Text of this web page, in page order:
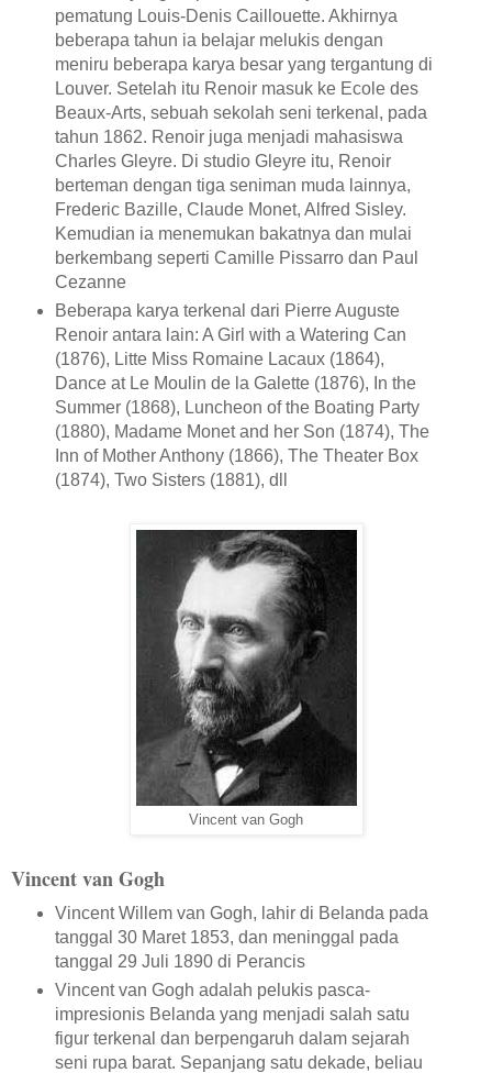
pematung Louis-Denis Caillouette. Akhirnya
beberapa tahun ia belajar melukis dengan
meniru beberapa karya besar yang tergantung di
Louver. Setelah itu Renoir masuk ke Ecole des
Beaux-Arts, sebuah sekolah seni terkenal, pada
tahun 1862. Renoir juga menjadi mahasiswa
Charles Gleyre. Di studio Gleyre itu, Renoir
berteman dengan tiga seniman muda lainnya,
Frederic Bazille, Claude Monet, Alfred Sisley.
Kemudian ia menemukan bakatnya dan mulai
berkembang seperti Camille Pissarro dan Paul
Cezanne
Beberapa karya terkenal dari Pierre Auguste
Renoir antara lain: A Girl with a Watering Can
(1876), Litte Miss Romaine Lacaux (1864),
Dance at Le Moulin de la Galette (1876), In the
Summer (1868), Luncheon of the Boating Party
(1880), Madame Monet and her Son (1874), The
Inn of Mother Anthony (1866), The Theater Box
(1874), Two Sisters (1881), dll
Vincent van Gogh
Vincent van Gogh
Vincent Willem van Gogh, lahir di Belanda pada
tanggal 30 Maret 1853, dan meninggal pada
tanggal 29 Juli 1890 di Perancis
Vincent van Gogh adalah pelukis pasca-
impresionis Belanda yang menjadi salah satu
figur terkenal dan berpengaruh dalam sejarah
seni rupa barat. Sepanjang satu dekade, beliau